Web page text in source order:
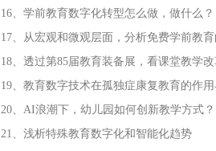
16、学前教育数字化转型怎么做，做什么？
17、从宏观和微观层面，分析免费学前教
18、透过第85届教育装备展，看课堂教学
19、教育数字技术在孤独症康复教育的作
20、AI浪潮下，幼儿园如何创新教学方式？
21、浅析特殊教育数字化和智能化趋势